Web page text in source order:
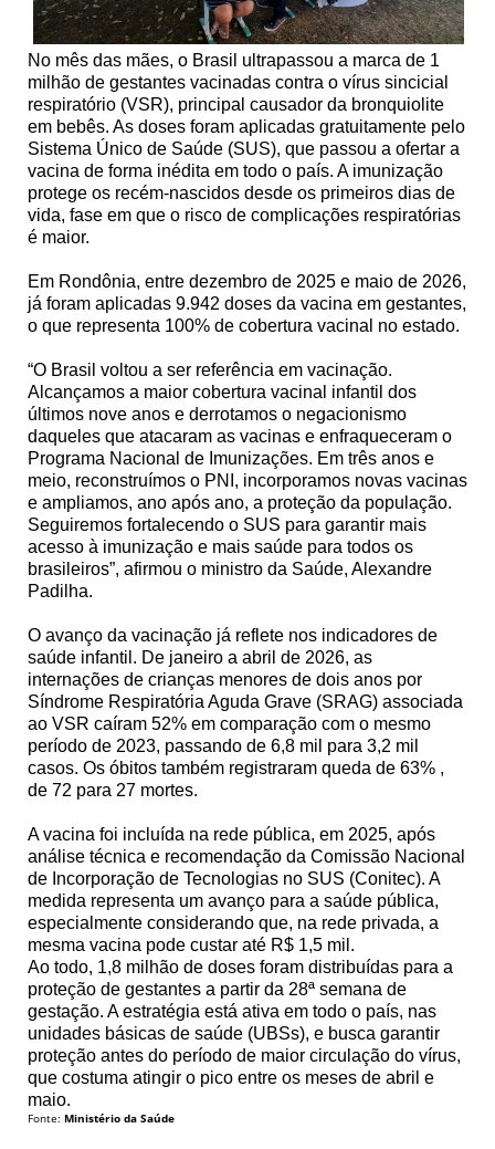
No mês das mães, o Brasil ultrapassou a marca de 1
milhão de gestantes vacinadas contra o vírus sincicial
respiratório (VSR), principal causador da bronquiolite
em bebês. As doses foram aplicadas gratuitamente pelo
Sistema Único de Saúde (SUS), que passou a ofertar a
vacina de forma inédita em todo o país. A imunização
protege os recém-nascidos desde os primeiros dias de
vida, fase em que o risco de complicações respiratórias
é maior.
Em Rondônia, entre dezembro de 2025 e maio de 2026,
já foram aplicadas 9.942 doses da vacina em gestantes,
o que representa 100% de cobertura vacinal no estado.
“O Brasil voltou a ser referência em vacinação.
Alcançamos a maior cobertura vacinal infantil dos
últimos nove anos e derrotamos o negacionismo
daqueles que atacaram as vacinas e enfraqueceram o
Programa Nacional de Imunizações. Em três anos e
meio, reconstruímos o PNI, incorporamos novas vacinas
e ampliamos, ano após ano, a proteção da população.
Seguiremos fortalecendo o SUS para garantir mais
acesso à imunização e mais saúde para todos os
brasileiros”, afirmou o ministro da Saúde, Alexandre
Padilha.
O avanço da vacinação já reflete nos indicadores de
saúde infantil. De janeiro a abril de 2026, as
internações de crianças menores de dois anos por
Síndrome Respiratória Aguda Grave (SRAG) associada
ao VSR caíram 52% em comparação com o mesmo
período de 2023, passando de 6,8 mil para 3,2 mil
casos. Os óbitos também registraram queda de 63% ,
de 72 para 27 mortes.
A vacina foi incluída na rede pública, em 2025, após
análise técnica e recomendação da Comissão Nacional
de Incorporação de Tecnologias no SUS (Conitec). A
medida representa um avanço para a saúde pública,
especialmente considerando que, na rede privada, a
mesma vacina pode custar até R$ 1,5 mil.
Ao todo, 1,8 milhão de doses foram distribuídas para a
proteção de gestantes a partir da 28ª semana de
gestação. A estratégia está ativa em todo o país, nas
unidades básicas de saúde (UBSs), e busca garantir
proteção antes do período de maior circulação do vírus,
que costuma atingir o pico entre os meses de abril e
maio.
Fonte: Ministério da Saúde